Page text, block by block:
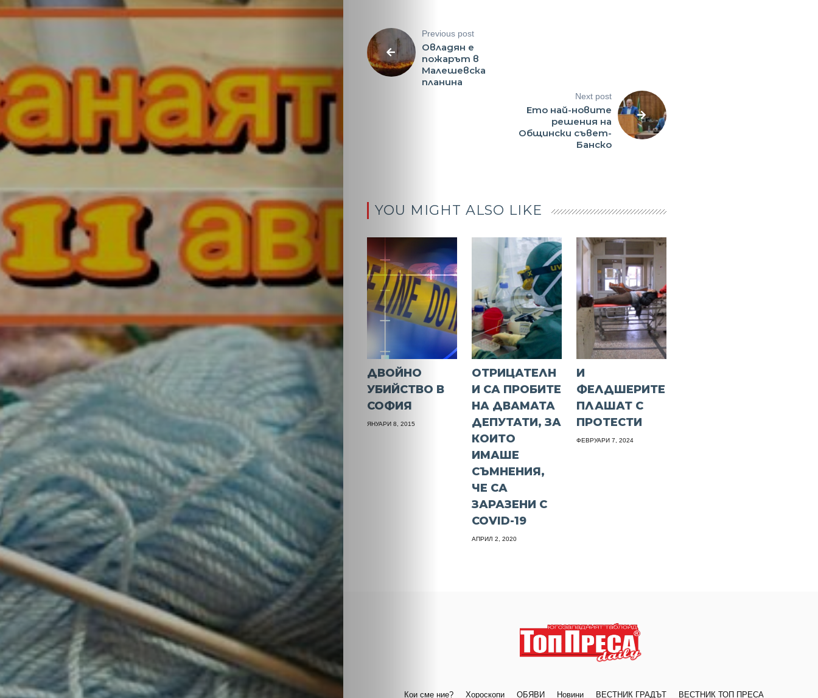
Search
Previous post
Овладян е
пожарът в
Малешевска
планина
Next post
Ето най-новите
решения на
Общински съвет-
Банско
YOU MIGHT ALSO LIKE
ДВОЙНО
УБИЙСТВО В
СОФИЯ
ЯНУАРИ 8, 2015
ОТРИЦАТЕЛН
И СА ПРОБИТЕ
НА ДВАМАТА
ДЕПУТАТИ, ЗА
КОИТО
ИМАШЕ
СЪМНЕНИЯ,
ЧЕ СА
ЗАРАЗЕНИ С
COVID-19
АПРИЛ 2, 2020
И
ФЕЛДШЕРИТЕ
ПЛАШАТ С
ПРОТЕСТИ
ФЕВРУАРИ 7, 2024
Кои сме ние? Хороскопи ОБЯВИ Новини ВЕСТНИК ГРАДЪТ ВЕСТНИК ТОП ПРЕСА